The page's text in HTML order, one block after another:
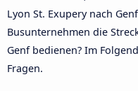
Lyon St. Exupery nach
Busunternehmen die
Genf bedienen? Im
Fragen.